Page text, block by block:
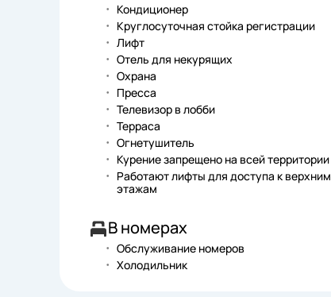
Кондиционер
Круглосуточная стойка регистрации
Лифт
Отель для некурящих
Охрана
Пресса
Телевизор в лобби
Терраса
Огнетушитель
Курение запрещено на всей территории
Работают лифты для доступа к верхним
этажам
В номерах
Обслуживание номеров
Холодильник